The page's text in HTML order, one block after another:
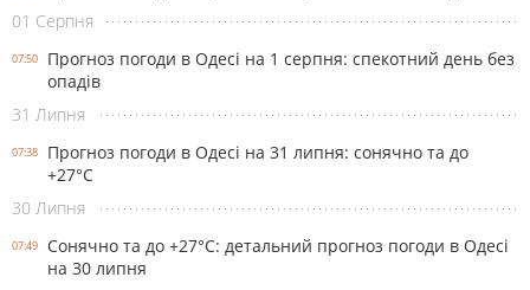
01 Серпня
07:50
Прогноз погоди в Одесі на 1 серпня: спекотний день без
опадів
31 Липня
07:38
Прогноз погоди в Одесі на 31 липня: сонячно та до
+27°С
30 Липня
07:49
Сонячно та до +27°С: детальний прогноз погоди в Одесі
на 30 липня